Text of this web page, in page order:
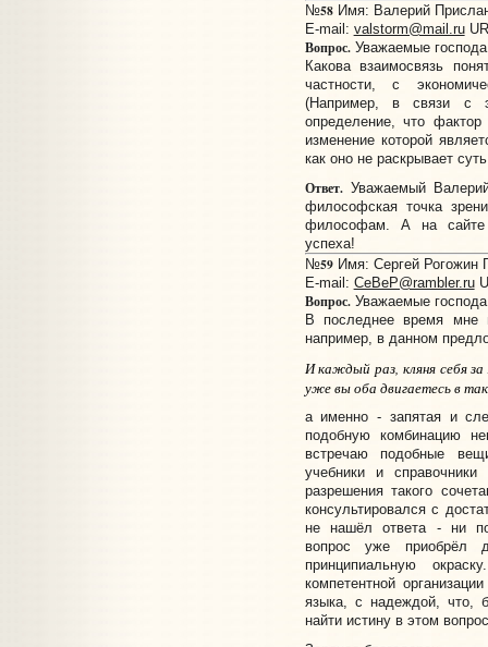
№58Имя: Валерий
E-mail: valstorm@mail.ru
Вопрос.Уважаемые
Какова взаимосвязь
частности, с
(Например, в связи с
определение, что
изменение которой
как оно не раскрывает
Ответ.Уважаемый
философская точка
философам. А на сайте
успеха!
№59Имя: Сергей Рогожин
E-mail: CeBeP@rambler.ru
Вопрос.Уважаемые
В последнее время мне
например, в данном
И каждый раз, кляня себя
уже вы оба двигаетесь в
а именно - запятая и
подобную комбинацию
встречаю подобные
учебники и
разрешения такого
консультировался с
не нашёл ответа - ни
вопрос уже приобрёл
принципиальную
компетентной
языка, с надеждой, что,
найти истину в этом